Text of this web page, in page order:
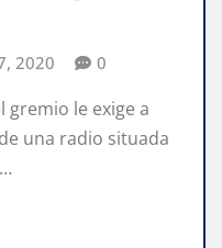
2020 0
gremio le exige a
una radio situada